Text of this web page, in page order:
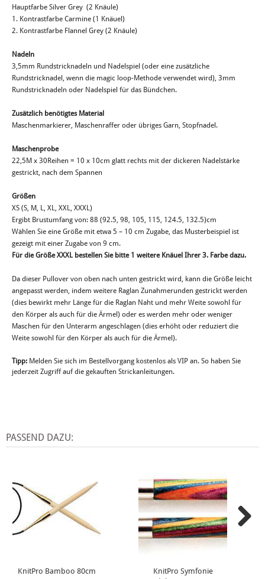
Hauptfarbe Silver Grey (2 Knäule)
1. Kontrastfarbe Carmine (1 Knäuel)
2. Kontrastfarbe Flannel Grey (2 Knäule)
Nadeln
3,5mm Rundstricknadeln und Nadelspiel (oder eine zusätzliche
Rundstricknadel, wenn die magic loop-Methode verwendet wird), 3mm
Rundstricknadeln oder Nadelspiel für das Bündchen.
Zusätzlich benötigtes Material
Maschenmarkierer, Maschenraffer oder übriges Garn, Stopfnadel.
Maschenprobe
22,5M x 30Reihen = 10 x 10cm glatt rechts mit der dickeren Nadelstärke
gestrickt, nach dem Spannen
Größen
XS (S, M, L, XL, XXL, XXXL)
Ergibt Brustumfang von: 88 (92.5, 98, 105, 115, 124.5, 132.5)cm
Wählen Sie eine Größe mit etwa 5 – 10 cm Zugabe, das Musterbeispiel ist
gezeigt mit einer Zugabe von 9 cm.
Für die Größe XXXL bestellen Sie bitte 1 weitere Knäuel Ihrer 3. Farbe dazu.
Da dieser Pullover von oben nach unten gestrickt wird, kann die Größe leicht
angepasst werden, indem weitere Raglan Zunahmerunden gestrickt werden
(dies bewirkt mehr Länge für die Raglan Naht und mehr Weite sowohl für
den Körper als auch für die Ärmel) oder es werden mehr oder weniger
Maschen für den Unterarm angeschlagen (dies erhöht oder reduziert die
Weite sowohl für den Körper als auch für die Ärmel).
Tipp: Melden Sie sich im Bestellvorgang kostenlos als VIP an. So haben Sie
jederzeit Zugriff auf die gekauften Strickanleitungen.
PASSEND DAZU:
KnitPro Bamboo 80cm
KnitPro Symfonie